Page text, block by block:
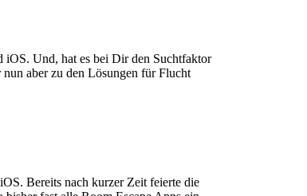
Und, hat es bei Dir den Suchtfaktor
aber zu den Lösungen für Flucht
Bereits nach kurzer Zeit feierte die